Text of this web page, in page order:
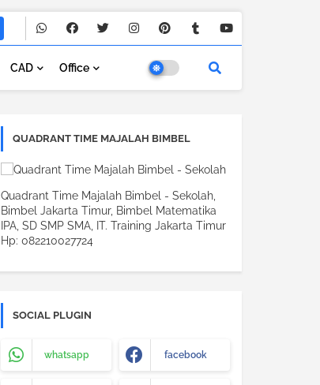
CAD Office
QUADRANT TIME MAJALAH BIMBEL
Quadrant Time Majalah Bimbel - Sekolah,
Bimbel Jakarta Timur, Bimbel Matematika
IPA, SD SMP SMA, IT. Training Jakarta Timur
Hp: 082210027724
SOCIAL PLUGIN
whatsapp facebook